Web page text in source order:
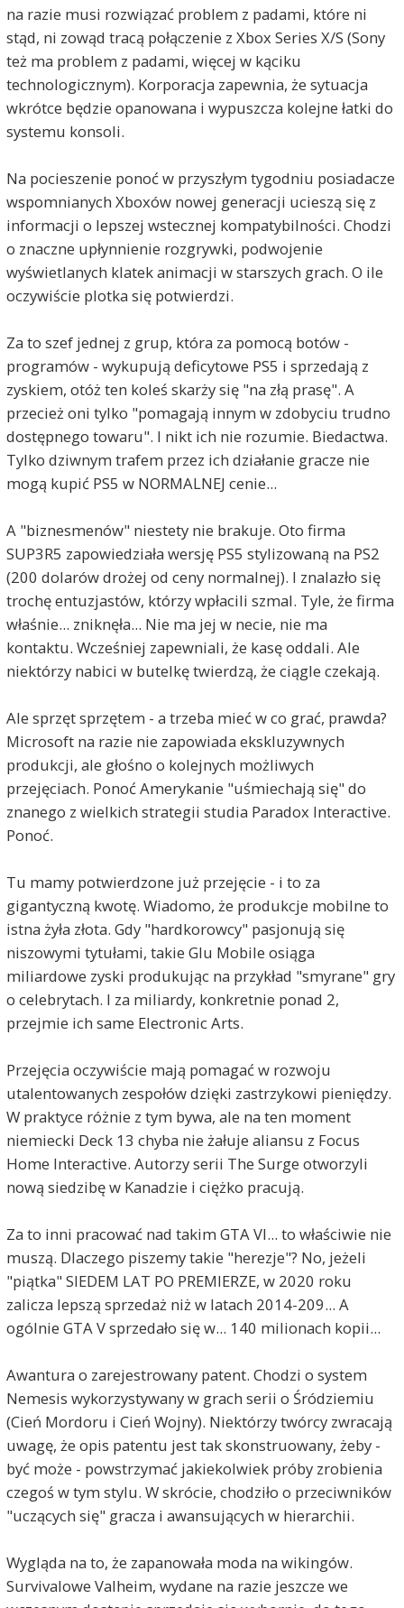
na razie musi rozwiązać problem z padami, które ni
stąd, ni zowąd tracą połączenie z Xbox Series X/S (Sony
też ma problem z padami, więcej w kąciku
technologicznym). Korporacja zapewnia, że sytuacja
wkrótce będzie opanowana i wypuszcza kolejne łatki do
systemu konsoli.
Na pocieszenie ponoć w przyszłym tygodniu posiadacze
wspomnianych Xboxów nowej generacji ucieszą się z
informacji o lepszej wstecznej kompatybilności. Chodzi
o znaczne upłynnienie rozgrywki, podwojenie
wyświetlanych klatek animacji w starszych grach. O ile
oczywiście plotka się potwierdzi.
Za to szef jednej z grup, która za pomocą botów -
programów - wykupują deficytowe PS5 i sprzedają z
zyskiem, otóż ten koleś skarży się "na złą prasę". A
przecież oni tylko "pomagają innym w zdobyciu trudno
dostępnego towaru". I nikt ich nie rozumie. Biedactwa.
Tylko dziwnym trafem przez ich działanie gracze nie
mogą kupić PS5 w NORMALNEJ cenie...
A "biznesmenów" niestety nie brakuje. Oto firma
SUP3R5 zapowiedziała wersję PS5 stylizowaną na PS2
(200 dolarów drożej od ceny normalnej). I znalazło się
trochę entuzjastów, którzy wpłacili szmal. Tyle, że firma
właśnie... zniknęła... Nie ma jej w necie, nie ma
kontaktu. Wcześniej zapewniali, że kasę oddali. Ale
niektórzy nabici w butelkę twierdzą, że ciągle czekają.
Ale sprzęt sprzętem - a trzeba mieć w co grać, prawda?
Microsoft na razie nie zapowiada ekskluzywnych
produkcji, ale głośno o kolejnych możliwych
przejęciach. Ponoć Amerykanie "uśmiechają się" do
znanego z wielkich strategii studia Paradox Interactive.
Ponoć.
Tu mamy potwierdzone już przejęcie - i to za
gigantyczną kwotę. Wiadomo, że produkcje mobilne to
istna żyła złota. Gdy "hardkorowcy" pasjonują się
niszowymi tytułami, takie Glu Mobile osiąga
miliardowe zyski produkując na przykład "smyrane" gry
o celebrytach. I za miliardy, konkretnie ponad 2,
przejmie ich same Electronic Arts.
Przejęcia oczywiście mają pomagać w rozwoju
utalentowanych zespołów dzięki zastrzykowi pieniędzy.
W praktyce różnie z tym bywa, ale na ten moment
niemiecki Deck 13 chyba nie żałuje aliansu z Focus
Home Interactive. Autorzy serii The Surge otworzyli
nową siedzibę w Kanadzie i ciężko pracują.
Za to inni pracować nad takim GTA VI... to właściwie nie
muszą. Dlaczego piszemy takie "herezje"? No, jeżeli
"piątka" SIEDEM LAT PO PREMIERZE, w 2020 roku
zalicza lepszą sprzedaż niż w latach 2014-209... A
ogólnie GTA V sprzedało się w... 140 milionach kopii...
Awantura o zarejestrowany patent. Chodzi o system
Nemesis wykorzystywany w grach serii o Śródziemiu
(Cień Mordoru i Cień Wojny). Niektórzy twórcy zwracają
uwagę, że opis patentu jest tak skonstruowany, żeby -
być może - powstrzymać jakiekolwiek próby zrobienia
czegoś w tym stylu. W skrócie, chodziło o przeciwników
"uczących się" gracza i awansujących w hierarchii.
Wygląda na to, że zapanowała moda na wikingów.
Survivalowe Valheim, wydane na razie jeszcze we